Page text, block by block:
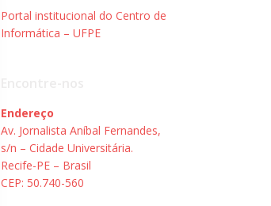
Portal institucional do Centro de
Informática – UFPE
Endereço
Av. Jornalista Aníbal Fernandes,
s/n – Cidade Universitária.
Recife-PE – Brasil
CEP: 50.740-560